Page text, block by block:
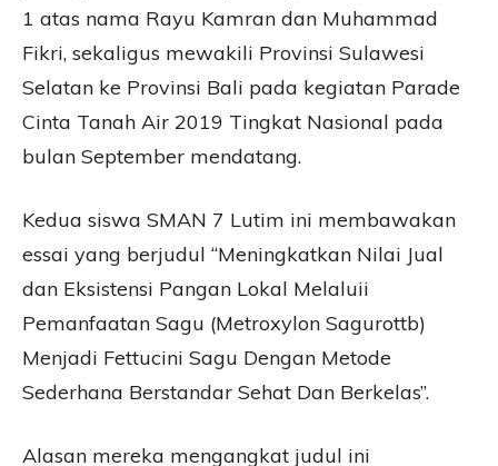
1 atas nama Rayu Kamran dan Muhammad
Fikri, sekaligus mewakili Provinsi Sulawesi
Selatan ke Provinsi Bali pada kegiatan Parade
Cinta Tanah Air 2019 Tingkat Nasional pada
bulan September mendatang.
Kedua siswa SMAN 7 Lutim ini membawakan
essai yang berjudul “Meningkatkan Nilai Jual
dan Eksistensi Pangan Lokal Melaluii
Pemanfaatan Sagu (Metroxylon Sagurottb)
Menjadi Fettucini Sagu Dengan Metode
Sederhana Berstandar Sehat Dan Berkelas”.
Alasan mereka mengangkat judul ini